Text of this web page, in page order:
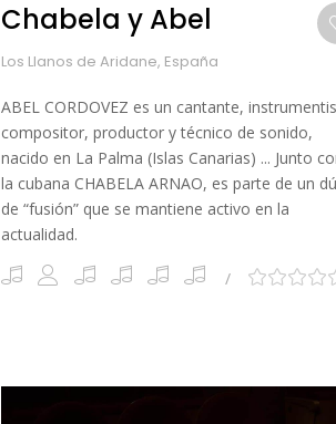
Chabela y Abel
Los Llanos de Aridane, España
ABEL CORDOVEZ es un cantante,
compositor, productor y técnico de sonido,
nacido en La Palma (Islas Canarias) ... Junto
la cubana CHABELA ARNAO, es parte de un
de “fusión” que se mantiene activo en la
actualidad.